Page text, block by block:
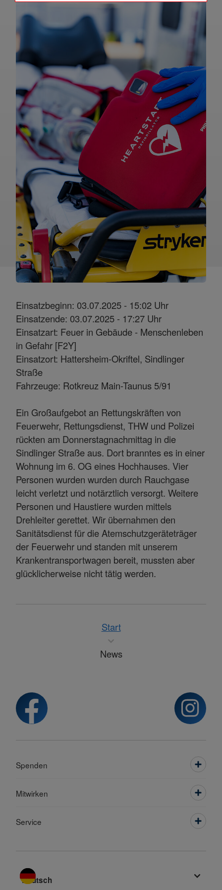
Einsatzbeginn: 03.07.2025 - 15:02 Uhr
Einsatzende: 03.07.2025 - 17:27 Uhr
Einsatzart: Feuer in Gebäude - Menschenleben
in Gefahr [F2Y]
Einsatzort: Hattersheim-Okriftel, Sindlinger
Straße
Fahrzeuge: Rotkreuz Main-Taunus 5/91
Ein Großaufgebot an Rettungskräften von
Feuerwehr, Rettungsdienst, THW und Polizei
rückten am Donnerstagnachmittag in die
Sindlinger Straße aus. Dort branntes es in einer
Wohnung im 6. OG eines Hochhauses. Vier
Personen wurden wurden durch Rauchgase
leicht verletzt und notärztlich versorgt. Weitere
Personen und Haustiere wurden mittels
Drehleiter gerettet. Wir übernahmen den
Sanitätsdienst für die Atemschutzgeräteträger
der Feuerwehr und standen mit unserem
Krankentransportwagen bereit, mussten aber
glücklicherweise nicht tätig werden.
Start
News
Spenden
Mitwirken
Service
Sprache wechseln zu
Name
Matomo Tracking Cookies
Zweck
Cookie, die zur Website-Analyse
verwendet werden. Erzeugt statistische
Daten darüber, wie der Besucher die
Website nutzt.
Cookie Name
Cookie Laufzeit
2 Jahre
Infos schließen